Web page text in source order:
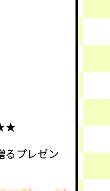
るプレゼン